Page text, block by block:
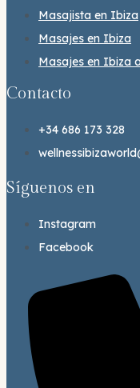
Masajista en Ibiza
Masajes en Ibiza
Masajes en Ibiza
Contacto
+34 686 173 328
Síguenos en
Instagram
Facebook